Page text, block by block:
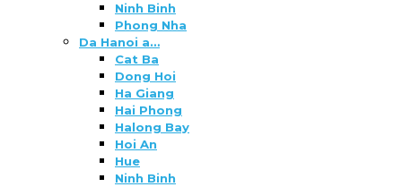
Ninh Binh
Phong Nha
Da Hanoi a…
Cat Ba
Dong Hoi
Ha Giang
Hai Phong
Halong Bay
Hoi An
Hue
Ninh Binh